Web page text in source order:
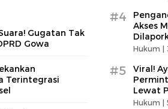
Gugatan Tak
Gowa
Terintegrasi
#4
Akses
Hukum |
#5
Viral!
Lewat
Hukum |